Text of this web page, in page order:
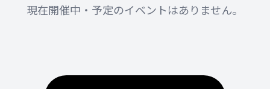
現在開催中・予定のイベントはありません。